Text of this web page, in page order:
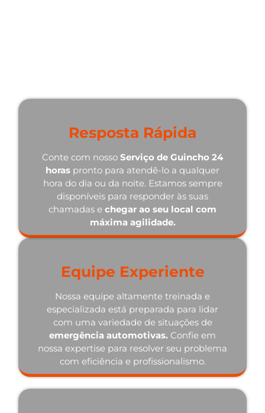
Resposta Rápida
Conte com nosso Serviço de Guincho 24
horas pronto para atendê-lo a qualquer
hora do dia ou da noite. Estamos sempre
disponíveis para responder às suas
chamadas e chegar ao seu local com
máxima agilidade.
Equipe Experiente
Nossa equipe altamente treinada e
especializada está preparada para lidar
com uma variedade de situações de
emergência automotivas. Confie em
nossa expertise para resolver seu problema
com eficiência e profissionalismo.